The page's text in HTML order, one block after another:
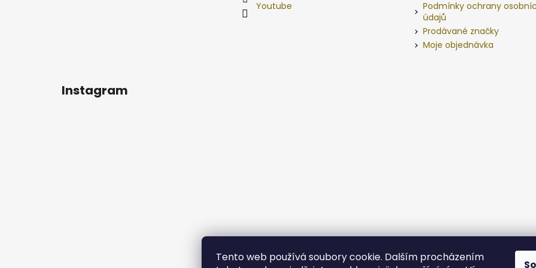
Tento web používá soubory cookie. Dalším procházením
Youtube
Podmínky ochrany
údajů
Prodávané značky
Moje objednávka
Instagram